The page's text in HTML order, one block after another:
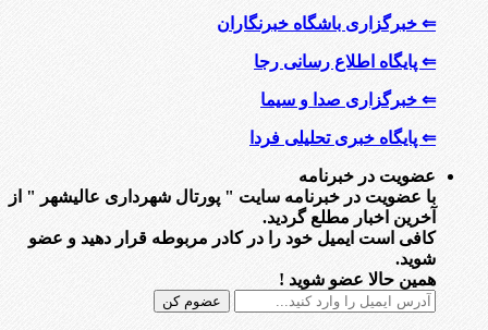
⇐ خبرگزاری باشگاه خبرنگاران
⇐ پایگاه اطلاع رسانی رجا
⇐ خبرگزاری صدا و سیما
⇐ پایگاه خبری تحلیلی فردا
عضویت در خبرنامه
با عضویت در خبرنامه سایت " پورتال شهرداری عالیشهر " از
آخرین اخبار مطلع گردید.
کافی است ایمیل خود را در کادر مربوطه قرار دهید و عضو
شوید.
همین حالا عضو شوید !